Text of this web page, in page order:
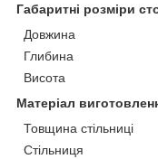
Габаритні розміри
Довжина
Глибина
Висота
Матеріал
Товщина стільниці
Стільниця